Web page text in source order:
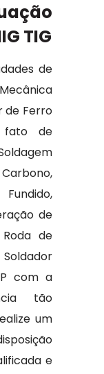
TIG
de
de Ferro
fato de
de
de
com a
tão
um
e